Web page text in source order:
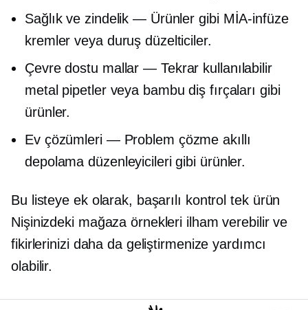
Sağlık ve zindelik — Ürünler gibi MİA-infüze
kremler veya duruş düzelticiler.
Çevre dostu mallar — Tekrar kullanılabilir
metal pipetler veya bambu diş fırçaları gibi
ürünler.
Ev çözümleri — Problem çözme akıllı
depolama düzenleyicileri gibi ürünler.
Bu listeye ek olarak, başarılı kontroltek ürün
Nişinizdeki mağaza örnekleri ilham verebilir ve
fikirlerinizi daha da geliştirmenize yardımcı
olabilir.